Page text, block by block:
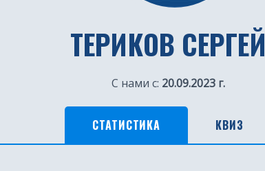
ТЕРИКОВ СЕРГЕЙ
С нами с: 20.09.2023 г.
СТАТИСТИКА КВИЗ